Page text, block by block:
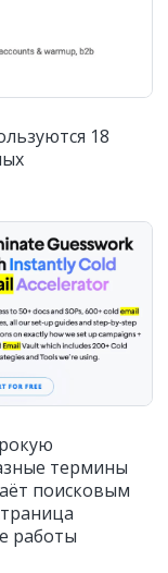
18
термины
поисковым
работы